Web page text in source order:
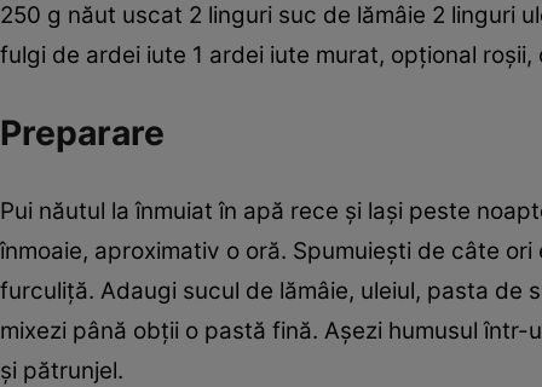
250 g năut uscat 2 linguri suc de lămâie 2 linguri
fulgi de ardei iute 1 ardei iute murat, opţional
Preparare
Pui năutul la înmuiat în apă rece şi laşi peste
înmoaie, aproximativ o oră. Spumuieşti de câte
furculiţă. Adaugi sucul de lămâie, uleiul, pasta de
mixezi până obţii o pastă fină. Aşezi humusul
şi pătrunjel.